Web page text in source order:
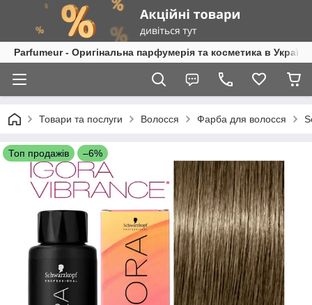
Parfumeur - Оригінальна парфумерія та косметика в Україні
Товари та послуги Волосся Фарба для волосся
Топ продажів –6%